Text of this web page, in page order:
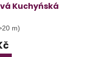
Kuchyńská
m)